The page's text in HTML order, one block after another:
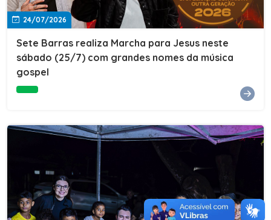
24/07/2026
Sete Barras realiza Marcha para Jesus neste
sábado (25/7) com grandes nomes da música
gospel